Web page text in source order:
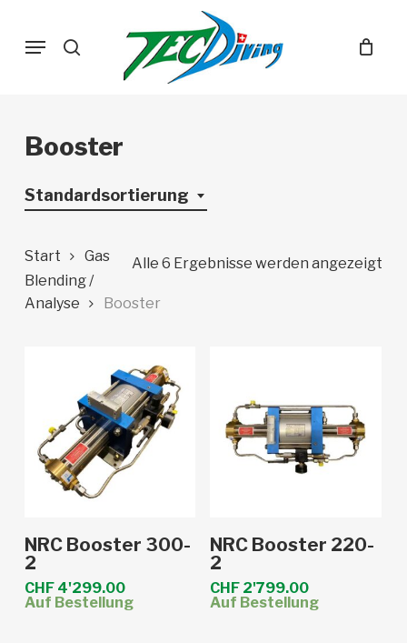
search
Menu
Booster
Standardsortierung
Alle 6 Ergebnisse werden angezeigt
Start
Gas
Blending /
Analyse
Booster
In den Warenkorb
NRC Booster 300-
2
CHF4'299.00
Auf Bestellung
In den Warenkorb
NRC Booster 220-
2
CHF 2'799.00
Auf Bestellung